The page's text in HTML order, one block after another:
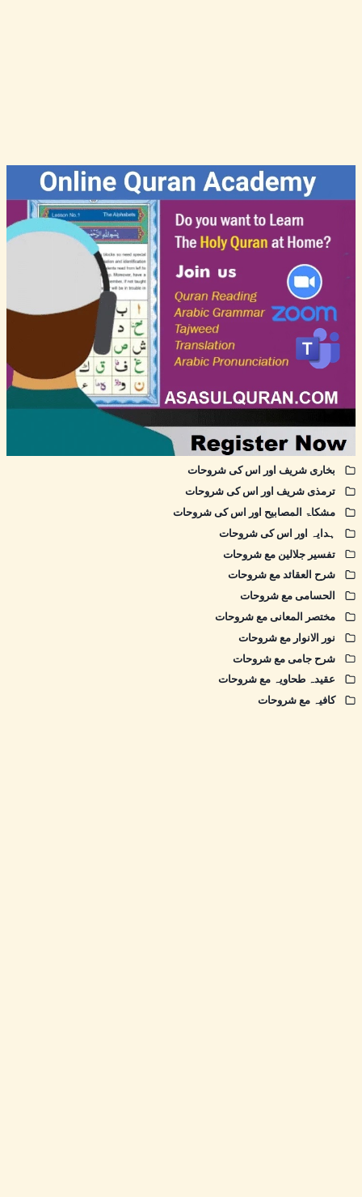
بخاری شریف اور اس کی شروحات
ترمذی شریف اور اس کی شروحات
مشکاۃ المصابیح اور اس کی شروحات
ہدایہ اور اس کی شروحات
تفسیر جلالین مع شروحات
شرح العقائد مع شروحات
الحسامی مع شروحات
مختصر المعانی مع شروحات
نور الانوار مع شروحات
شرح جامی مع شروحات
عقیدہ طحاویہ مع شروحات
کافیہ مع شروحات